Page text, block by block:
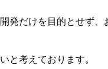
発だけを目的とせず
と考えております。